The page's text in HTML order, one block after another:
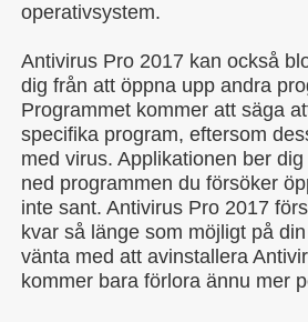
operativsystem.
Antivirus Pro 2017 kan också
dig från att öppna upp andra
Programmet kommer att säga
specifika program, eftersom
med virus. Applikationen ber
ned programmen du försöker
inte sant. Antivirus Pro 2017
kvar så länge som möjligt på
vänta med att avinstallera
kommer bara förlora ännu mer